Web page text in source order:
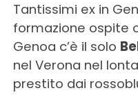
Tantissimi ex in
formazione ospite
Genoa c’è il solo
nel Verona nel
prestito dai